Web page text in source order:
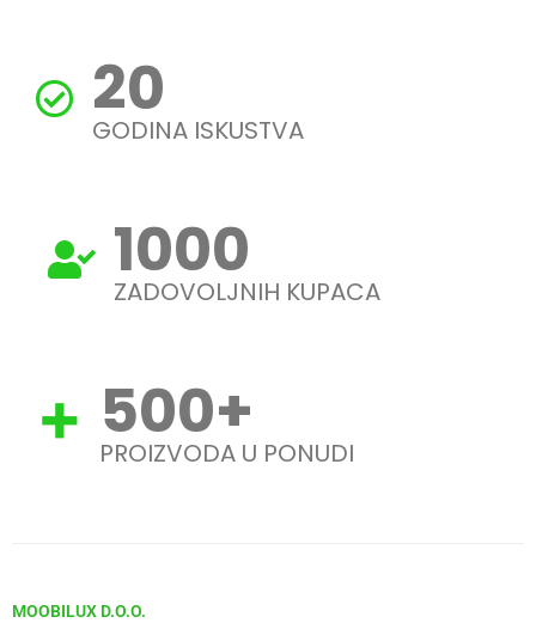
20
GODINA ISKUSTVA
1000
ZADOVOLJNIH KUPACA
500+
PROIZVODA U PONUDI
MOOBILUX D.O.O.